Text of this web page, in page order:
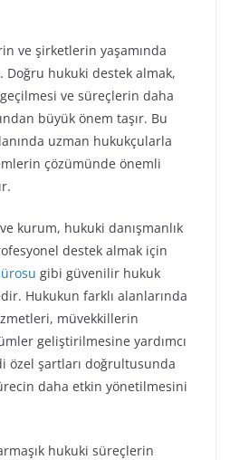
ve şirketlerin yaşamında
hukuki destek almak,
ve süreçlerin daha
büyük önem taşır. Bu
uzman hukukçularla
çözümünde önemli
kurum, hukuki danışmanlık
destek almak için
gibi güvenilir hukuk
Hukukun farklı alanlarında
müvekkillerin
geliştirilmesine yardımcı
özel şartları doğrultusunda
daha etkin yönetilmesini
hukuki süreçlerin